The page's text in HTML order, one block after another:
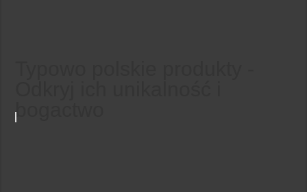
bogactwo